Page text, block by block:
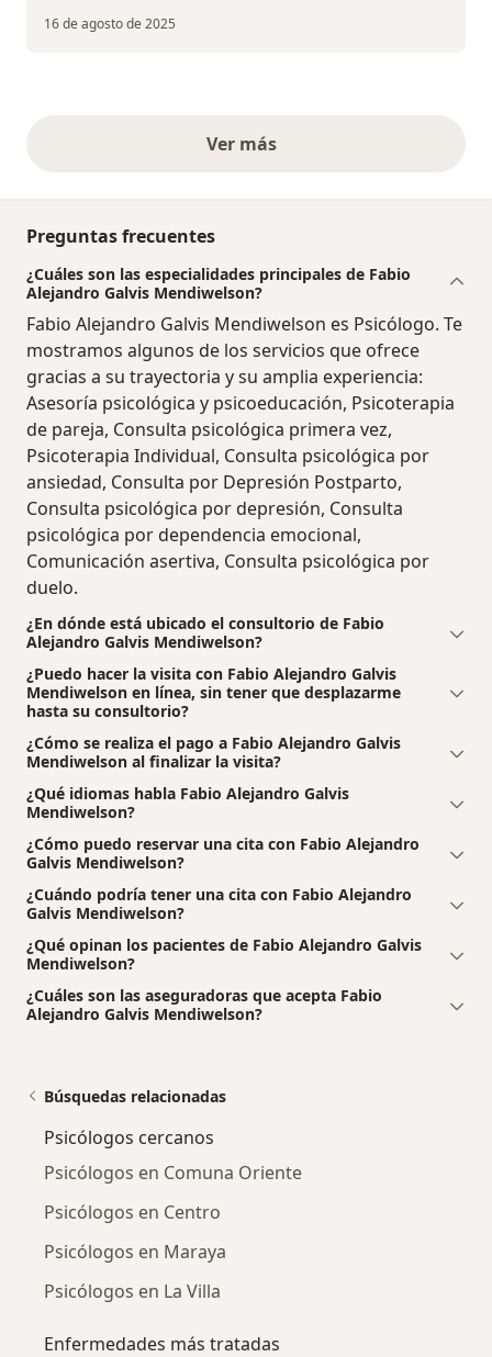
16 de agosto de 2025
Ver másopiniones anteriores
Preguntas frecuentes
¿Cuáles son las especialidades principales de Fabio
Alejandro Galvis Mendiwelson?
Fabio Alejandro Galvis Mendiwelson es Psicólogo. Te
mostramos algunos de los servicios que ofrece
gracias a su trayectoria y su amplia experiencia:
Asesoría psicológica y psicoeducación, Psicoterapia
de pareja, Consulta psicológica primera vez,
Psicoterapia Individual, Consulta psicológica por
ansiedad, Consulta por Depresión Postparto,
Consulta psicológica por depresión, Consulta
psicológica por dependencia emocional,
Comunicación asertiva, Consulta psicológica por
duelo.
¿En dónde está ubicado el consultorio de Fabio
Alejandro Galvis Mendiwelson?
¿Puedo hacer la visita con Fabio Alejandro Galvis
Mendiwelson en línea, sin tener que desplazarme
hasta su consultorio?
¿Cómo se realiza el pago a Fabio Alejandro Galvis
Mendiwelson al finalizar la visita?
¿Qué idiomas habla Fabio Alejandro Galvis
Mendiwelson?
¿Cómo puedo reservar una cita con Fabio Alejandro
Galvis Mendiwelson?
¿Cuándo podría tener una cita con Fabio Alejandro
Galvis Mendiwelson?
¿Qué opinan los pacientes de Fabio Alejandro Galvis
Mendiwelson?
¿Cuáles son las aseguradoras que acepta Fabio
Alejandro Galvis Mendiwelson?
Búsquedas relacionadas
Psicólogos cercanos
Psicólogos en Comuna Oriente
Psicólogos en Centro
Psicólogos en Maraya
Psicólogos en La Villa
Enfermedades más tratadas